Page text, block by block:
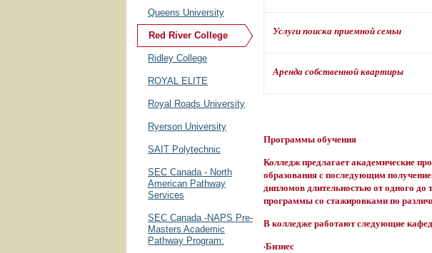
Queens University
Red River College
Ridley College
ROYAL ELITE
Royal Roads University
Ryerson University
SAIT Polytechnic
SEC Canada - North
American Pathway
Services
SEC Canada -NAPS Pre-
Masters Academic
Pathway Program:
Услуги поиска приемной семьи
Аренда собственной квартиры
Программы обучения
Колледж предлагает академические
образования с последующим
дипломов длительностью от одного до
программы со стажировками по
В колледже работают следующие
·Бизнес